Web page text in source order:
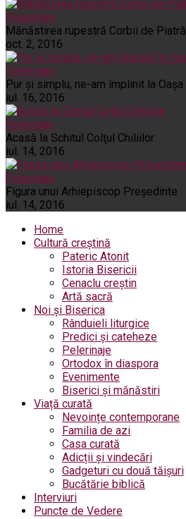
Pelerinaje
Mănăstirea rupestră Corbii de Piatră
oct. 2, 2016
Pelerinaje
Pur şi simplu, ne-am împlinit la Oaşa
iul. 16, 2016
Pelerinaje
Acasă la Schitul Colţul Chiliilor
iul. 14, 2016
Pelerinaje
Figura unui Arhiepiscop Preşedinte
iul. 14, 2016
Home
Cultură creștină
Pateric Atonit
Istoria Bisericii
Cenaclu creștin
Artă sacră
Noi și Biserica
Rânduieli liturgice
Predici și cateheze
Pelerinaje
Ortodox în diaspora
Evenimente
Biserici și mănăstiri
Viață curată
Nevoințe contemporane
Familia de azi
Casa curată
Adicții și vindecări
Gadgeturi cu două tăișuri
Bucătărie biblică
Interviuri
Puncte de Vedere